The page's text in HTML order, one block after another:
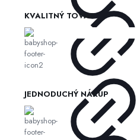
KVALITNÝ TOVAR
JEDNODUCHÝ NÁKUP